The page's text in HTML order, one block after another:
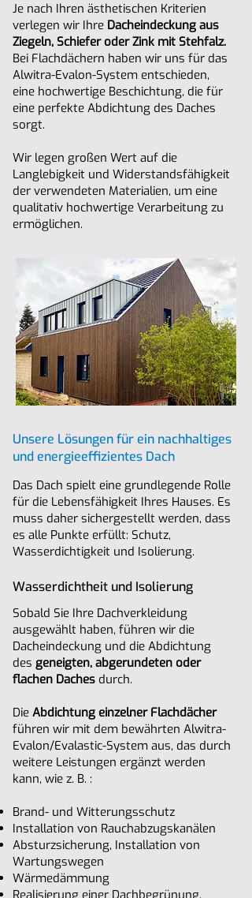
Je nach Ihren ästhetischen Kriterien
verlegen wir Ihre Dacheindeckung aus
Ziegeln, Schiefer oder Zink mit Stehfalz.
Bei Flachdächern haben wir uns für das
Alwitra-Evalon-System entschieden,
eine hochwertige Beschichtung, die für
eine perfekte Abdichtung des Daches
sorgt.
Wir legen großen Wert auf die
Langlebigkeit und Widerstandsfähigkeit
der verwendeten Materialien, um eine
qualitativ hochwertige Verarbeitung zu
ermöglichen.
Unsere Lösungen für ein nachhaltiges
und energieeffizientes Dach
Das Dach spielt eine grundlegende Rolle
für die Lebensfähigkeit Ihres Hauses. Es
muss daher sichergestellt werden, dass
es alle Punkte erfüllt: Schutz,
Wasserdichtigkeit und Isolierung.
Wasserdichtheit und Isolierung
Sobald Sie Ihre Dachverkleidung
ausgewählt haben, führen wir die
Dacheindeckung und die Abdichtung
des geneigten, abgerundeten oder
flachen Daches durch.
Die Abdichtung einzelner Flachdächer
führen wir mit dem bewährten Alwitra-
Evalon/Evalastic-System aus, das durch
weitere Leistungen ergänzt werden
kann, wie z. B. :
Brand- und Witterungsschutz
Installation von Rauchabzugskanälen
Absturzsicherung, Installation von
Wartungswegen
Wärmedämmung
Realisierung einer Dachbegrünung,